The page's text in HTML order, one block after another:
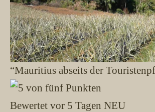
“Mauritius abseits der
Bewertet vor 5 Tagen NEU